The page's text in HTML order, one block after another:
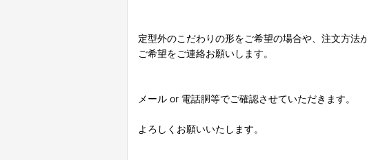
定型外のこだわりの形をご希望の場合や、注文方法
ご希望をご連絡お願いします。
メール or 電話胴等でご確認させていただきます。
よろしくお願いいたします。